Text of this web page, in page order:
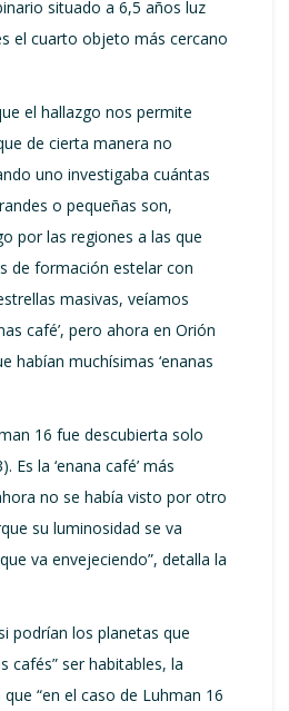
situado a 6,5 años luz
el cuarto objeto más cercano
el hallazgo nos permite
de cierta manera no
uno investigaba cuántas
o pequeñas son,
por las regiones a las que
de formación estelar con
masivas, veíamos
café’, pero ahora en Orión
habían muchísimas ‘enanas
16 fue descubierta solo
Es la ‘enana café’ más
no se había visto por otro
su luminosidad se va
va envejeciendo”, detalla la
podrían los planetas que
cafés” ser habitables, la
“en el caso de Luhman 16